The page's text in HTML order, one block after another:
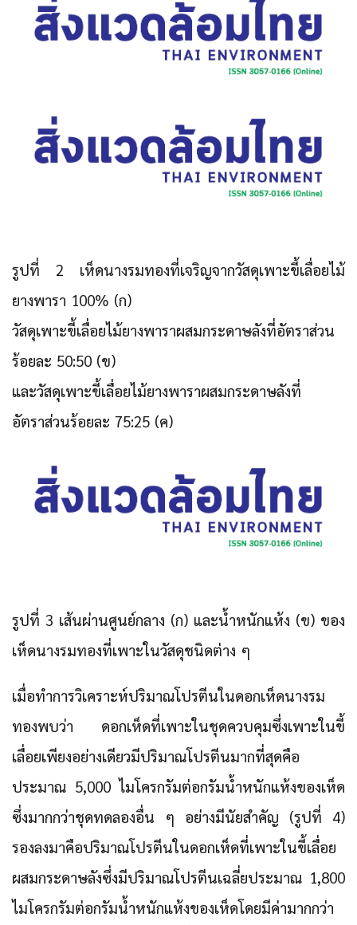
รูปที่ 2 เห็ดนางรมทองที่เจริญจากวัสดุเพาะขี้เลื่อยไม้
ยางพารา 100% (ก)
วัสดุเพาะขี้เลื่อยไม้ยางพาราผสมกระดาษลังที่อัตราส่วน
ร้อยละ 50:50 (ข)
และวัสดุเพาะขี้เลื่อยไม้ยางพาราผสมกระดาษลังที่
อัตราส่วนร้อยละ 75:25 (ค)
รูปที่ 3 เส้นผ่านศูนย์กลาง (ก) และน้ำหนักแห้ง (ข) ของ
เห็ดนางรมทองที่เพาะในวัสดุชนิดต่าง ๆ
เมื่อทำการวิเคราะห์ปริมาณโปรตีนในดอกเห็ดนางรม
ทองพบว่า ดอกเห็ดที่เพาะในชุดควบคุมซึ่งเพาะในขี้
เลื่อยเพียงอย่างเดียวมีปริมาณโปรตีนมากที่สุดคือ
ประมาณ 5,000 ไมโครกรัมต่อกรัมน้ำหนักแห้งของเห็ด
ซึ่งมากกว่าชุดทดลองอื่น ๆ อย่างมีนัยสำคัญ (รูปที่ 4)
รองลงมาคือปริมาณโปรตีนในดอกเห็ดที่เพาะในขี้เลื่อย
ผสมกระดาษลังซึ่งมีปริมาณโปรตีนเฉลี่ยประมาณ 1,800
ไมโครกรัมต่อกรัมน้ำหนักแห้งของเห็ดโดยมีค่ามากกว่า